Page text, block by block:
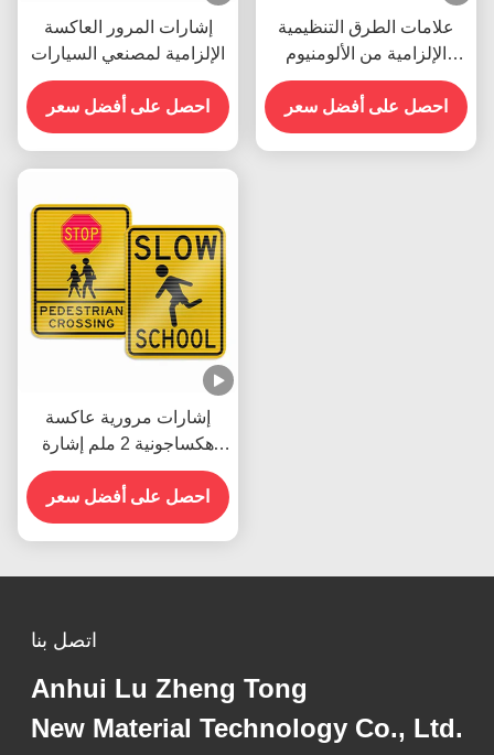
إشارات المرور العاكسة
الإلزامية لمصنعي السيارات
احصل على أفضل سعر
علامات الطرق التنظيمية
الإلزامية من الألومنيوم
ODM للسيارات القابلة
للطباعة
احصل على أفضل سعر
إشارات مرورية عاكسة
هكساجونية 2 ملم إشارة
ضرورية للسلامة على
الطرق
احصل على أفضل سعر
اتصل بنا
Anhui Lu Zheng Tong
New Material Technology Co., Ltd.